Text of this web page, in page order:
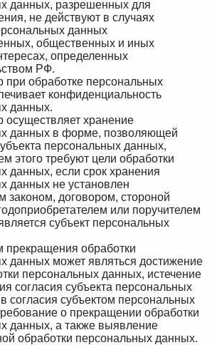
данных, разрешенных для
не действуют в случаях
данных
общественных и иных
определенных
РФ.
при обработке персональных
конфиденциальность
данных.
осуществляет хранение
данных в форме, позволяющей
персональных данных,
этого требуют цели обработки
данных, если срок хранения
данных не установлен
законом, договором, стороной
или поручителем
субъект персональных
прекращения обработки
данных может являться достижение
персональных данных, истечение
согласия субъекта персональных
согласия субъектом персональных
о прекращении обработки
данных, а также выявление
обработки персональных данных.